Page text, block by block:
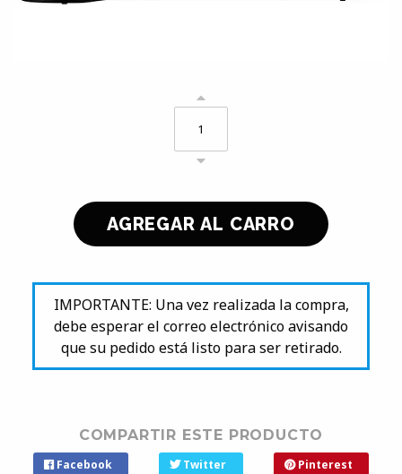
IMPORTANTE: Una vez realizada la compra,
debe esperar el correo electrónico avisando
que su pedido está listo para ser retirado.
COMPARTIR ESTE PRODUCTO
Facebook Twitter Pinterest